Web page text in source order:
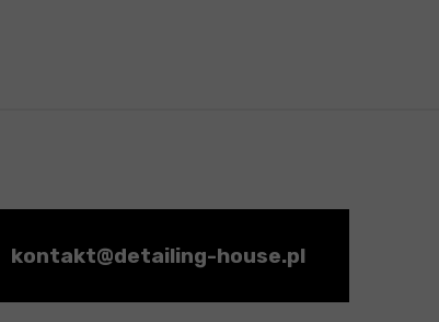
kontakt@detailing-house.pl